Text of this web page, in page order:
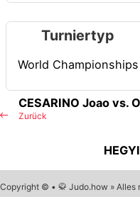
Turniertyp
World Championships
Zurück
CESARINO Joao vs.
Copyright © • 🥋 Judo.how » Alles